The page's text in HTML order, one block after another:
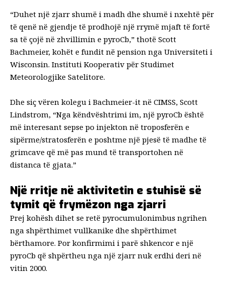
“Duhet një zjarr shumë i madh dhe shumë i nxehtë për
të qenë në gjendje të prodhojë një rrymë mjaft të fortë
sa të çojë në zhvillimin e pyroCb,” thotë Scott
Bachmeier, kohët e fundit në pension nga Universiteti i
Wisconsin. Instituti Kooperativ për Studimet
Meteorologjike Satelitore.
Dhe siç vëren kolegu i Bachmeier-it në CIMSS, Scott
Lindstrom, “Nga këndvështrimi im, një pyroCb është
më interesant sepse po injekton në troposferën e
sipërme/stratosferën e poshtme një pjesë të madhe të
grimcave që më pas mund të transportohen në
distanca të gjata.”
Një rritje në aktivitetin e stuhisë së
tymit që frymëzon nga zjarri
Prej kohësh dihet se retë pyrocumulonimbus ngrihen
nga shpërthimet vullkanike dhe shpërthimet
bërthamore. Por konfirmimi i parë shkencor e një
pyroCb që shpërtheu nga një zjarr nuk erdhi deri në
vitin 2000.